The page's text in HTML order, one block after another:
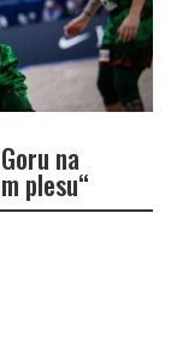
na
plesu“